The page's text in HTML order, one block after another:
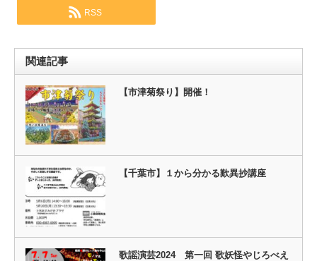
RSS
関連記事
【市津菊祭り】開催！
【千葉市】１から分かる歎異抄講座
歌謡演芸2024 第一回 歌妖怪やじろべえ